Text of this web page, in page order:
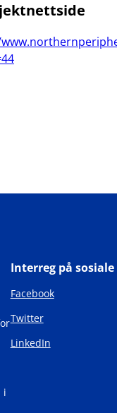
i
Interreg på
Facebook
Twitter
LinkedIn